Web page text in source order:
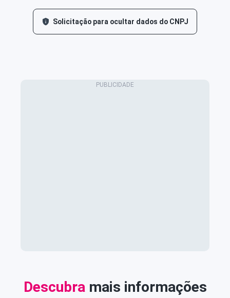
Solicitação para ocultar dados do CNPJ
Descubra mais informações